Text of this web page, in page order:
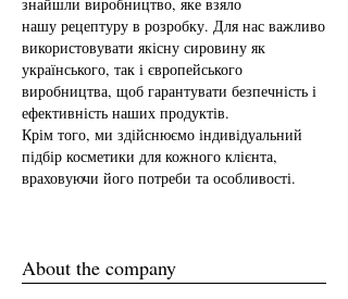
нашу рецептуру в розробку. Для нас важливо
використовувати якісну сировину як
українського, так і європейського
виробництва, щоб гарантувати безпечність і
ефективність наших продуктів.
Крім того, ми здійснюємо індивідуальний
підбір косметики для кожного клієнта,
враховуючи його потреби та особливості.
About the company